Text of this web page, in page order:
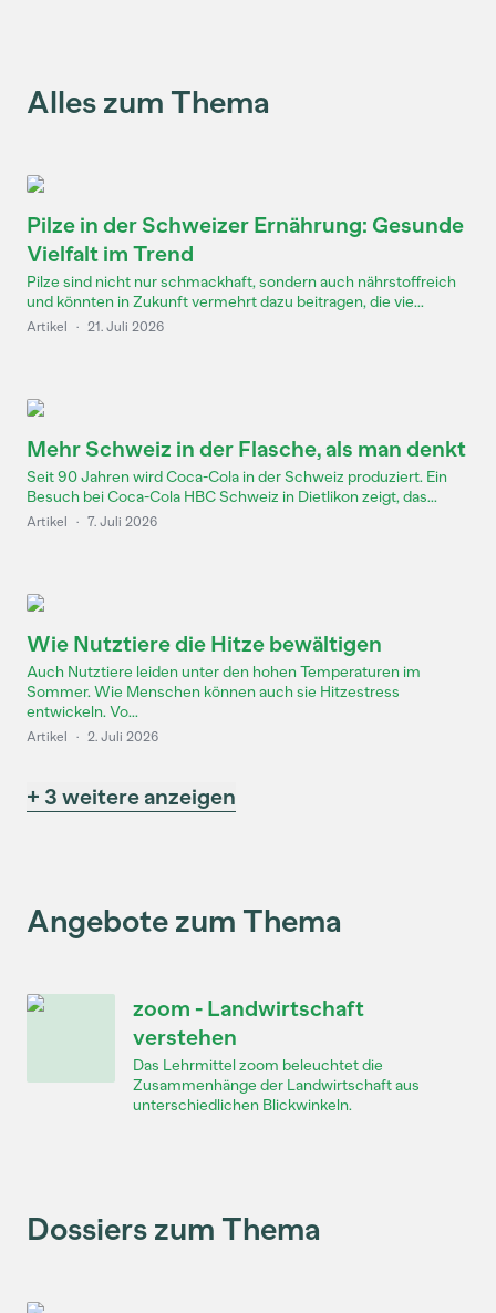
Alles zum Thema
Pilze in der Schweizer Ernährung: Gesunde
Vielfalt im Trend
Pilze sind nicht nur schmackhaft, sondern auch nährstoffreich
und könnten in Zukunft vermehrt dazu beitragen, die vie...
Artikel · 21. Juli 2026
Mehr Schweiz in der Flasche, als man denkt
Seit 90 Jahren wird Coca-Cola in der Schweiz produziert. Ein
Besuch bei Coca-Cola HBC Schweiz in Dietlikon zeigt, das...
Artikel · 7. Juli 2026
Wie Nutztiere die Hitze bewältigen
Auch Nutztiere leiden unter den hohen Temperaturen im
Sommer. Wie Menschen können auch sie Hitzestress
entwickeln. Vo...
Artikel · 2. Juli 2026
+ 3 weitere anzeigen
Angebote zum Thema
zoom - Landwirtschaft
verstehen
Das Lehrmittel zoom beleuchtet die
Zusammenhänge der Landwirtschaft aus
unterschiedlichen Blickwinkeln.
Dossiers zum Thema